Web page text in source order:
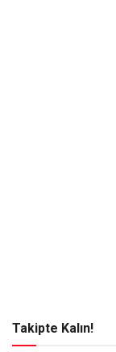
Takipte Kalın!